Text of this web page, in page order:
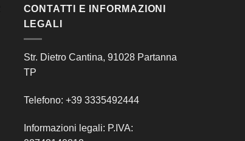
CONTATTI E INFORMAZIONI
LEGALI
Str. Dietro Cantina, 91028 Partanna
TP
Telefono: +39 3335492444
Informazioni legali: P.IVA: